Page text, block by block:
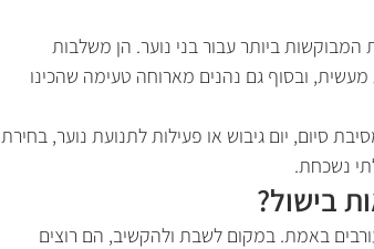
ביותר עבור בני נוער. הן משלבות
ובסוף גם נהנים מארוחה טעימה שהכינו
סיום, יום גיבוש או פעילות לתנועת נוער, בחירת
נשכחת.
בישול?
באמת. במקום לשבת ולהקשיב, הם רוצים